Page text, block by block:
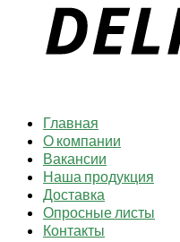
Главная
О компании
Вакансии
Наша продукция
Доставка
Опросные листы
Контакты